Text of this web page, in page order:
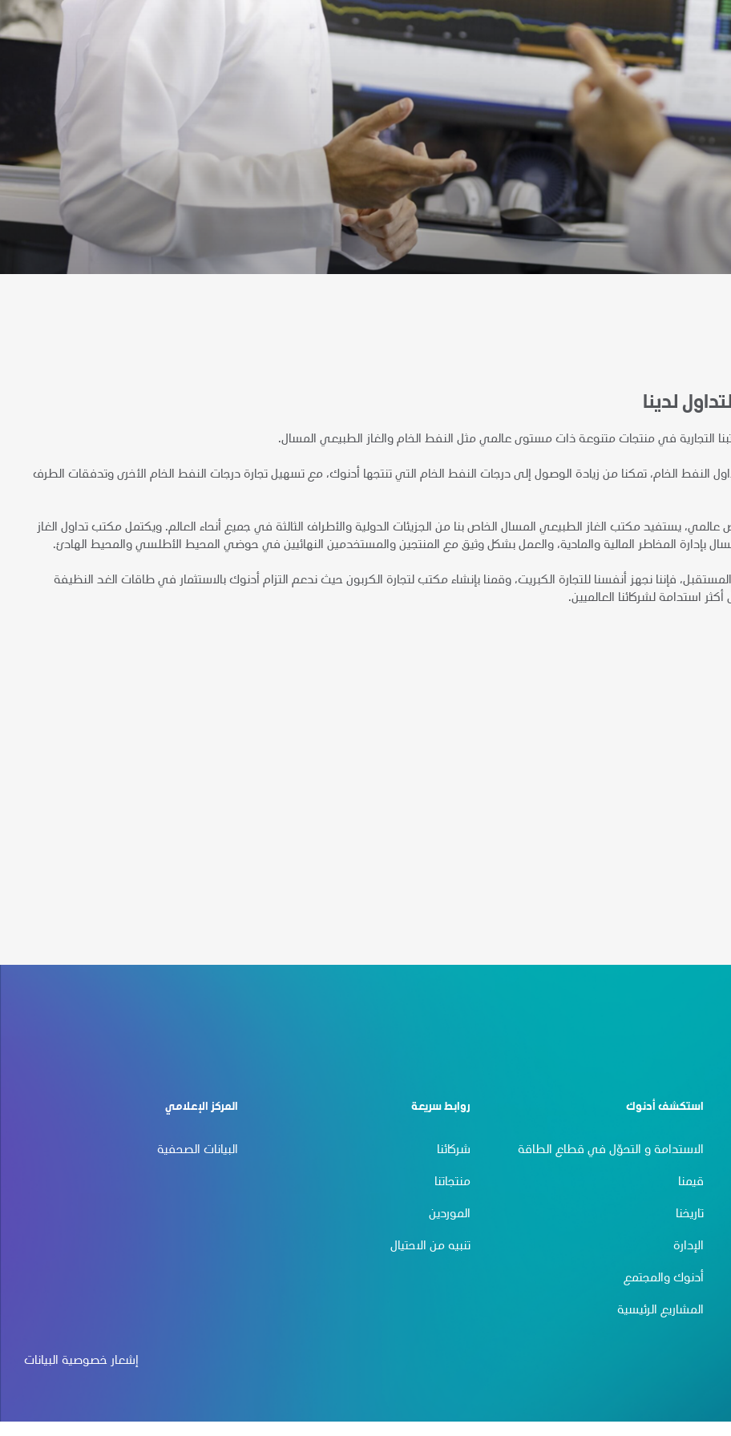
لدينا
التجارية في منتجات متنوعة ذات مستوى عالمي مثل النفط الخام والغاز الطبيعي المسال.
النفط الخام، تمكنا من زيادة الوصول إلى درجات النفط الخام التي تنتجها أدنوك، مع تسهيل تجارة درجات النفط الخام الأخرى وتدفقات الطرف
يستفيد مكتب الغاز الطبيعي المسال الخاص بنا من الجزيئات الدولية والأطراف الثالثة في جميع أنحاء العالم. ويكتمل مكتب تداول الغاز
بإدارة المخاطر المالية والمادية، والعمل بشكل وثيق مع المنتجين والمستخدمين النهائيين في حوضي المحيط الأطلسي والمحيط الهادئ.
فإننا نجهز أنفسنا للتجارة الكبريت، وقمنا بإنشاء مكتب لتجارة الكربون حيث ندعم التزام أدنوك بالاستثمار في طاقات الغد النظيفة
استدامة لشركائنا العالميين.
استكشف أدنوك
الاستدامة و التحوّل في قطاع الطاقة
قيمنا
تاريخنا
الإدارة
أدنوك والمجتمع
المشاريع الرئيسية
روابط سريعة
شركائنا
منتجاتنا
الموردين
تنبيه من الاحتيال
المركز الإعلامي
البيانات الصحفية
إشعار خصوصية البيانات